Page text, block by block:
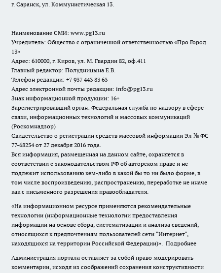
г. Саранск, ул. Коммунистическая 13.
Наименование СМИ: www.pg13.ru
Учредитель: Общество с ограниченной ответственностью «Про Город
13»
Адрес: 610000, г. Киров, ул. М. Гвардии 82, оф.411
Главный редактор: Полудницына Е.В.
Телефон редакции: +7 937 443 83 63
Адрес электронной почты редакции: info@pg13.ru
Знак информационной продукции: 16+
Зарегистрировавший орган: Федеральная служба по надзору в сфере
связи, информационных технологий и массовых коммуникаций
(Роскомнадзор)
Свидетельство о регистрации средств массовой информации Эл № ФС
77-68254 от 27 декабря 2016 года.
Вся информация, размещенная на данном сайте, охраняется в
соответствии с законодательством РФ об авторском праве и не
подлежит использованию кем-либо в какой бы то ни было форме, в
том числе воспроизведению, распространению, переработке не иначе
как с письменного разрешения правообладателя.
«На информационном ресурсе применяются рекомендательные
технологии (информационные технологии предоставления
информации на основе сбора, систематизации и анализа сведений,
относящихся к предпочтениям пользователей сети "Интернет",
находящихся на территории Российской Федерации)». Подробнее
Администрация портала оставляет за собой право модерировать
комментарии, исходя из соображений сохранения конструктивности